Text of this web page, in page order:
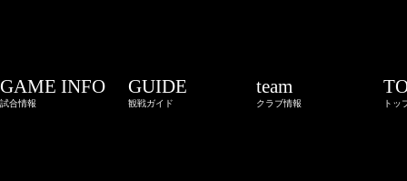
GAME INFO
試合情報
GUIDE
観戦ガイド
team
クラブ情報 トッ